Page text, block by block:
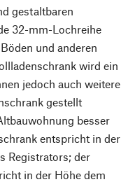
gestaltbaren
32-mm-Lochreihe
und anderen
wird ein
jedoch auch weitere
gestellt
besser
entspricht in der
Registrators; der
in der Höhe dem